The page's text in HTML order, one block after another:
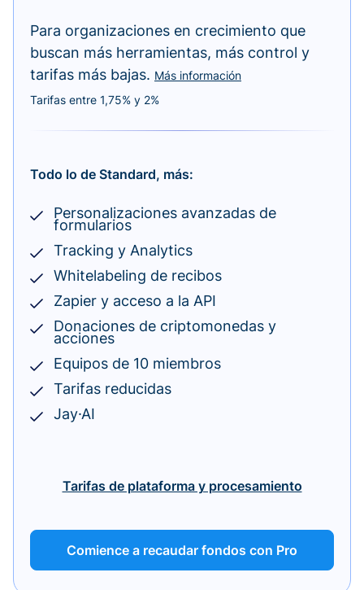
Para organizaciones en crecimiento que
buscan más herramientas, más control y
tarifas más bajas. Más información
Tarifas entre 1,75% y 2%
Todo lo de Standard, más:
Personalizaciones avanzadas de
formularios
Tracking y Analytics
Whitelabeling de recibos
Zapier y acceso a la API
Donaciones de criptomonedas y
acciones
Equipos de 10 miembros
Tarifas reducidas
Jay·AI
Tarifas de plataforma y procesamiento
Comience a recaudar fondos con Pro